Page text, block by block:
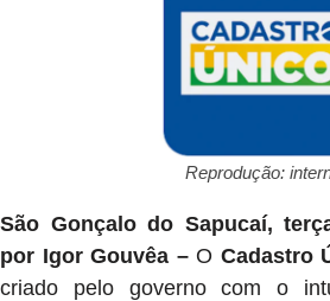
Reprodução:
São Gonçalo do Sapucaí,
por Igor Gouvêa –O Cadastro
criado pelo governo com o